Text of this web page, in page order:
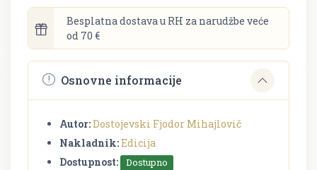
Besplatna dostava u RH za narudžbe veće
od 70 €
Osnovne informacije
Autor:Dostojevski Fjodor Mihajlovič
Nakladnik:Edicija
Dostupnost:
Dostupno